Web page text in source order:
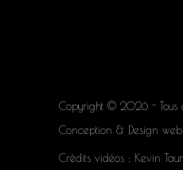
Copyright © 2026 - Tous
Conception & Design web:
Crédits vidéos : Kevin